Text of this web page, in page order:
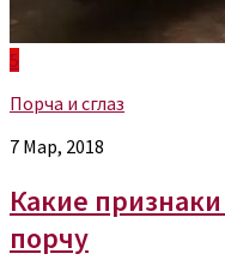
5
Порча и сглаз
7 Мар, 2018
Какие
порчу